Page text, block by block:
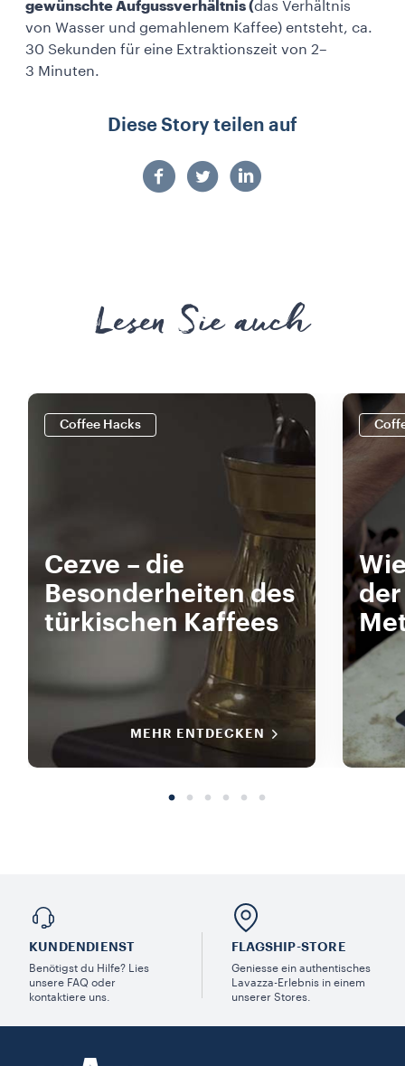
gewünschte Aufgussverhältnis (das Verhältnis
von Wasser und gemahlenem Kaffee) entsteht, ca.
30 Sekunden für eine Extraktionszeit von 2–
3 Minuten.
Diese Story teilen auf
Lesen Sie auch
Coffee Hacks
Cezve – die
Besonderheiten des
türkischen Kaffees
MEHR ENTDECKEN
der
KUNDENDIENST
Benötigst du Hilfe? Lies
unsere FAQ oder
kontaktiere uns.
FLAGSHIP-STORE
Geniesse ein authentisches
Lavazza-Erlebnis in einem
unserer Stores.